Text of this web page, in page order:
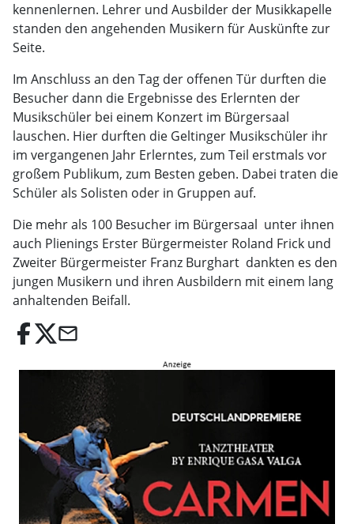
kennenlernen. Lehrer und Ausbilder der Musikkapelle
standen den angehenden Musikern für Auskünfte zur
Seite.
Im Anschluss an den Tag der offenen Tür durften die
Besucher dann die Ergebnisse des Erlernten der
Musikschüler bei einem Konzert im Bürgersaal
lauschen. Hier durften die Geltinger Musikschüler ihr
im vergangenen Jahr Erlerntes, zum Teil erstmals vor
großem Publikum, zum Besten geben. Dabei traten die
Schüler als Solisten oder in Gruppen auf.
Die mehr als 100 Besucher im Bürgersaal  ­unter ihnen
auch Plienings Erster Bürgermeister Roland Frick und
Zweiter Bürgermeister Franz Burghart  dankten es den
jungen Musikern und ihren Ausbildern mit einem lang
anhaltenden Beifall.
email